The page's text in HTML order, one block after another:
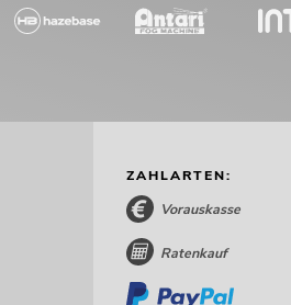
ZAHLARTEN:
Vorauskasse
Ratenkauf